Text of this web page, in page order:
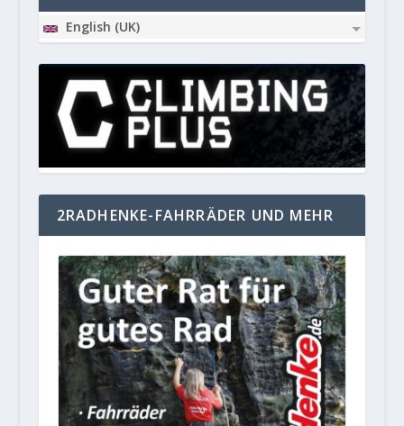
English (UK)
2RADHENKE-FAHRRÄDER UND MEHR